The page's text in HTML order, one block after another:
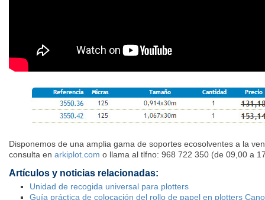
Disponemos de una amplia gama de soportes ecosolventes a la
consulta en arkiplot.com o llama al tlfno: 968 722 350 (de 09,00 a
Artículos y noticias relacionadas:
Unidad de recogida universal para plotters
Guía práctica de colocación del rollo de papel en plotters